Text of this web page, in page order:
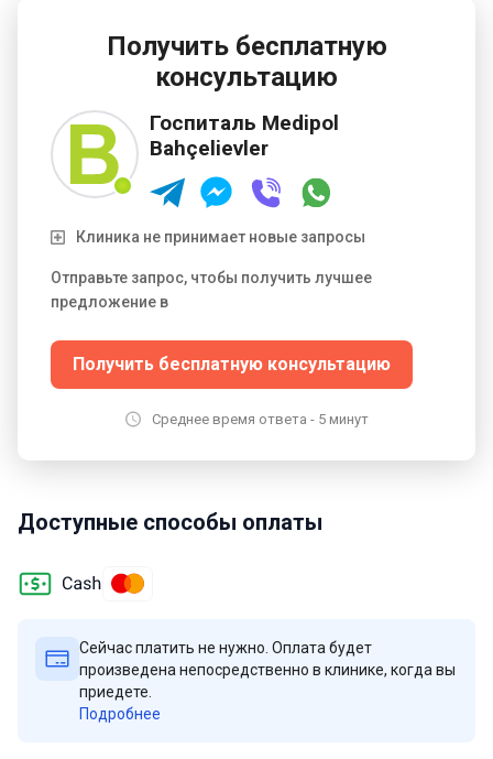
всего мира, способствуя развитию медицинского
туризма. Медицинский центр принимает детей и
взрослых. Ежегодного клинику выбирают 600000
пациентов. Большинство пациентов клиники —
жители таких регионов: Европа и Содружество наций,
арабоязычные страны и русскоязычные страны.
Получить бесплатную
консультацию
Госпиталь Medipol
Bahçelievler
Клиника не принимает новые запросы
Отправьте запрос, чтобы получить лучшее
предложение в
Получить бесплатную консультацию
Среднее время ответа - 5 минут
Доступные способы оплаты
Сейчас платить не нужно. Оплата будет
произведена непосредственно в клинике, когда вы
приедете.
Подробнее